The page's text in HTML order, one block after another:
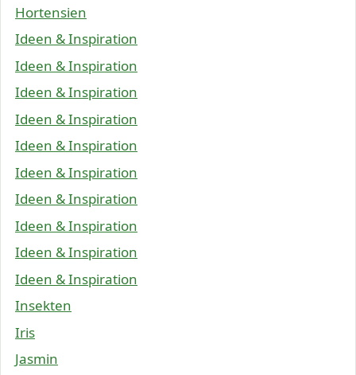
Hortensien
Ideen & Inspiration
Ideen & Inspiration
Ideen & Inspiration
Ideen & Inspiration
Ideen & Inspiration
Ideen & Inspiration
Ideen & Inspiration
Ideen & Inspiration
Ideen & Inspiration
Ideen & Inspiration
Insekten
Iris
Jasmin